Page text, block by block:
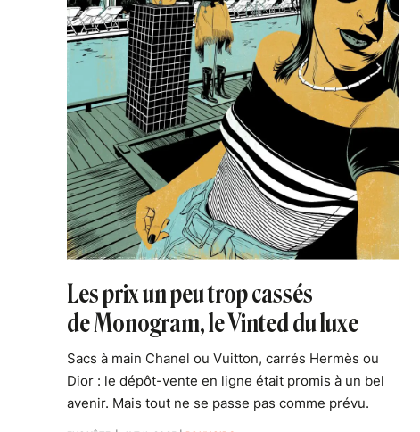
Les prix un peu trop cassés
de Monogram, le Vinted du luxe
Sacs à main Chanel ou Vuitton, carrés Hermès ou
Dior : le dépôt-vente en ligne était promis à un bel
avenir. Mais tout ne se passe pas comme prévu.